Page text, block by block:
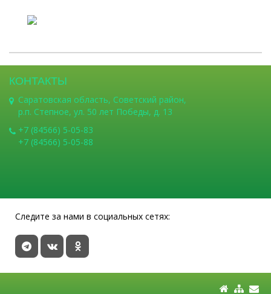
КОНТАКТЫ
Саратовская область, Советский район,
р.п. Степное, ул. 50 лет Победы, д. 13
+7 (84566) 5-05-83
+7 (84566) 5-05-88
Следите за нами в социальных сетях: